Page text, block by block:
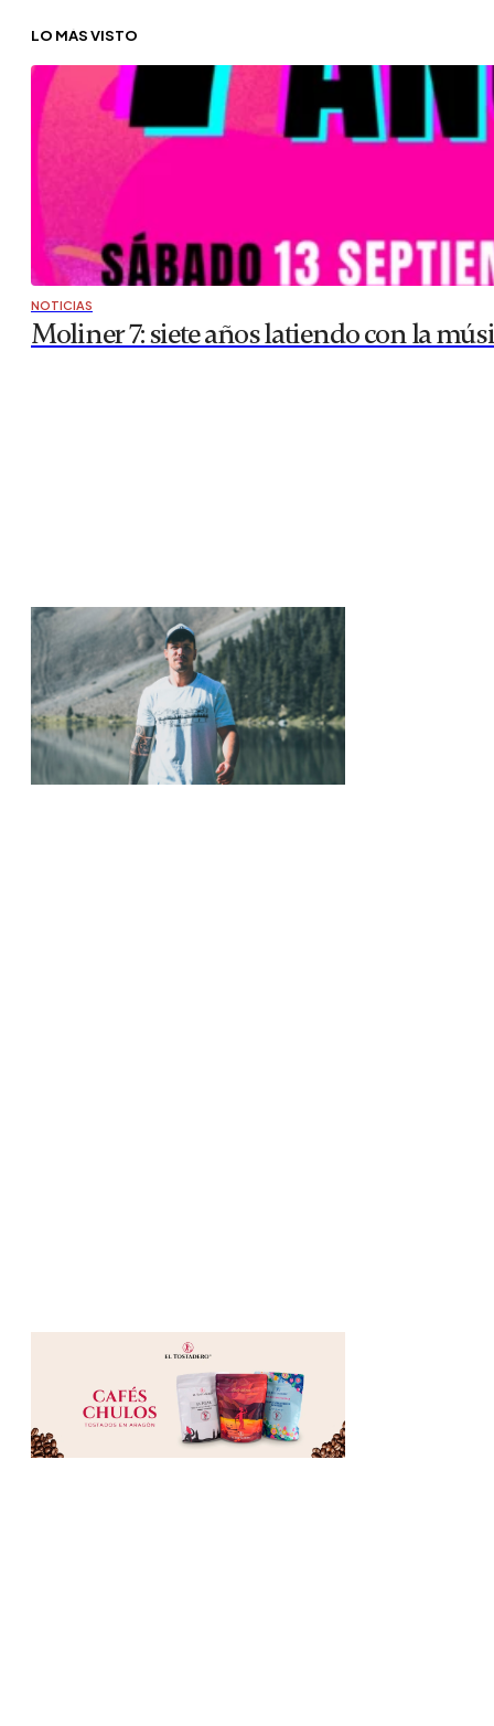
LO MÁS VISTO
NOTICIAS
Moliner 7: siete años latiendo con la